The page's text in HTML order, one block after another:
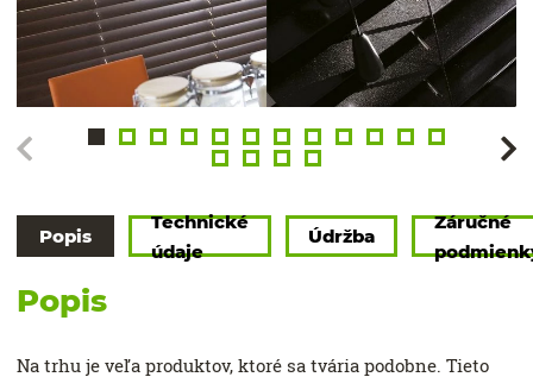
Popis
Technické
údaje
Údržba
Záručné
Popis
Na trhu je veľa produktov, ktoré sa tvária podobne. Tieto